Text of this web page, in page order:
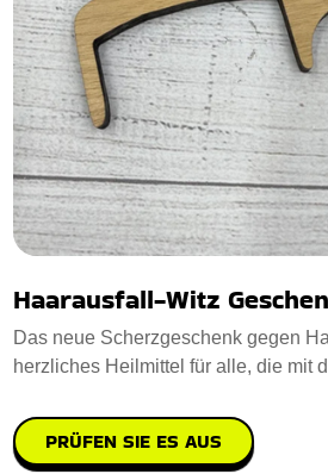
Haarausfall-Witz
Das neue Scherzgeschenk gegen
herzliches Heilmittel für alle, die mit
PRÜFEN SIE ES AUS